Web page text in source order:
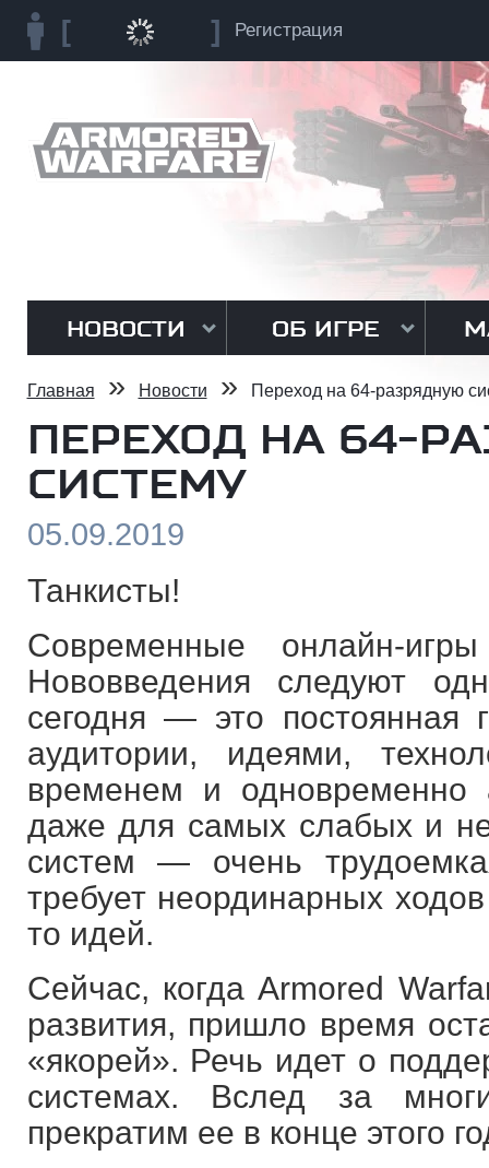
Регистрация
НОВОСТИ ОБ ИГРЕ
Главная » Новости » Переход на 64-разрядную
ПЕРЕХОД НА 64-
СИСТЕМУ
05.09.2019
Танкисты!
Современные онлайн-
Нововведения следуют
сегодня — это постоянная
аудитории, идеями,
временем и одновременно
даже для самых слабых и
систем — очень
требует неординарных
то идей.
Сейчас, когда Armored
развития, пришло время
«якорей». Речь идет о
системах. Вслед за
прекратим ее в конце этого